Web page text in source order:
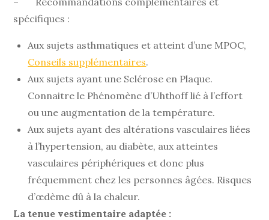
spécifiques :
Aux sujets asthmatiques et atteint d’une MPOC,
Conseils supplémentaires.
Aux sujets ayant une Sclérose en Plaque.
Connaitre le Phénomène d’Uhthoff lié à l’effort
ou une augmentation de la température.
Aux sujets ayant des altérations vasculaires liées
à l’hypertension, au diabète, aux atteintes
vasculaires périphériques et donc plus
fréquemment chez les personnes âgées. Risques
d’œdème dû à la chaleur.
La tenue vestimentaire adaptée :